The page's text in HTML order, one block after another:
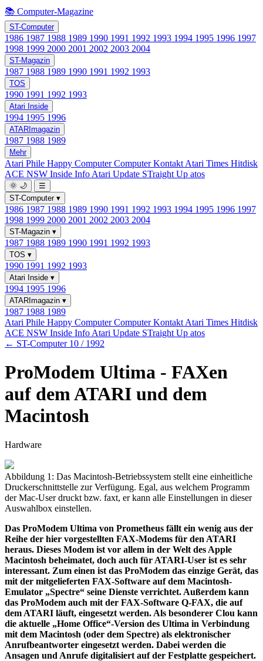
📚 Computer-Magazine
ST-Computer
1986 1987 1988 1989 1990 1991 1992 1993 1994 1995 1996 1997
1998 1999 2000 2001 2002 2003 2004
ST-Magazin
1987 1988 1989 1990 1991 1992 1993
TOS
1990 1991 1992 1993
Atari Inside
1994 1995 1996
ATARImagazin
1987 1988 1989
Mehr
Atari Phile Happy ComputerComputer Kontakt Atari Times Hitdisk
ACE NSW Inside Info Atari Update STraight Up atos
🌞 🌙
☰
ST-Computer ▾
1986 1987 1988 1989 1990 1991 1992 1993 1994 1995 1996 1997
1998 1999 2000 2001 2002 2003 2004
ST-Magazin ▾
1987 1988 1989 1990 1991 1992 1993
TOS ▾
1990 1991 1992 1993
Atari Inside ▾
1994 1995 1996
ATARImagazin ▾
1987 1988 1989
Atari Phile Happy ComputerComputer Kontakt Atari Times Hitdisk
ACE NSW Inside Info Atari Update STraight Up atos
← ST-Computer 10 / 1992
ProModem Ultima - FAXen
auf dem ATARI und dem
Macintosh
Hardware
Abbildung 1: Das Macintosh-Betriebssystem stellt eine einheitliche
Druckerschnittstelle zur Verfügung. Egal, aus welchem Programm
der Mac-User druckt bzw. faxt, er kann alle Einstellungen in dieser
Auswahlbox einstellen.
Das ProModem Ultima von Prometheus fällt ein wenig aus der
Reihe der hier vorgestellten FAX-Modems für den ATARI
heraus. Dieses Modem ist vor allem in der Welt des Apple
Macintosh beheimatet, doch auch für ATARI-User ist es sehr
interessant. Zum einen ist das ProModem das einzige Gerät, das
mit der mitgelieferten FAX-Software auf dem Macintosh-
Emulator „Spectre“ seine Dienste verrichtet. Außerdem kann
das ProModem auch mit der FAX-Software Q-FAX, die auf
dem ATARI läuft, eingesetzt werden. Als besonderer Clou kann
die aktuelle „Home Office“-Version des Ultima in Verbindung
mit dem Macintosh (oder dem Spectre) als elektronischer
Anrufbeantworter eingesetzt werden. Dabei werden die
Ansagen und Anrufe digitalisiert auf der Festplatte gespeichert.